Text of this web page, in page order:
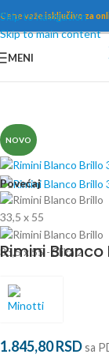
Skip to navigation
Skip to main content
Cene važeisključivo za
MENI
NOVO
Povećaj
Rimini Blanco
1.845,80RSDsa